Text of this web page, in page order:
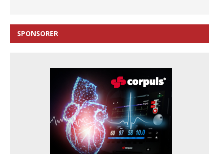
SPONSORER